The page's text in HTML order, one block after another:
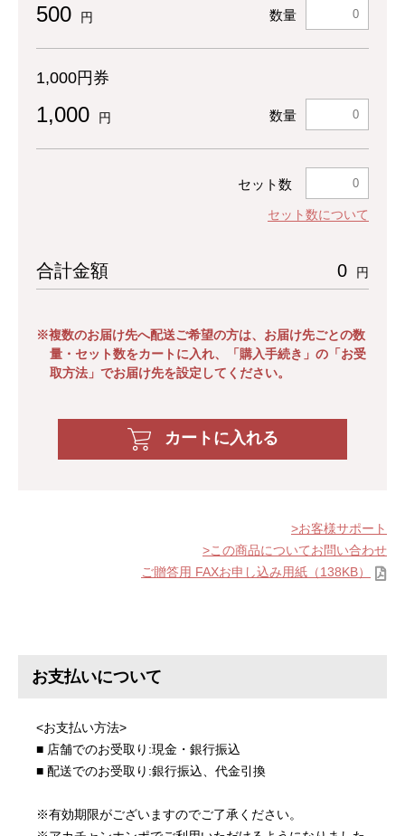
500 円 数量
1,000円券
1,000 円 数量
セット数
セット数について
合計金額 0 円
※複数のお届け先へ配送ご希望の方は、お届け先ごとの数
量・セット数をカートに入れ、「購入手続き」の「お受
取方法」でお届け先を設定してください。
カートに入れる
お客様サポート
この商品についてお問い合わせ
ご贈答用 FAXお申し込み用紙（138KB）
お支払いについて
<お支払い方法>
■ 店舗でのお受取り:現金・銀行振込
■ 配送でのお受取り:銀行振込、代金引換
※有効期限がございますのでご了承ください。